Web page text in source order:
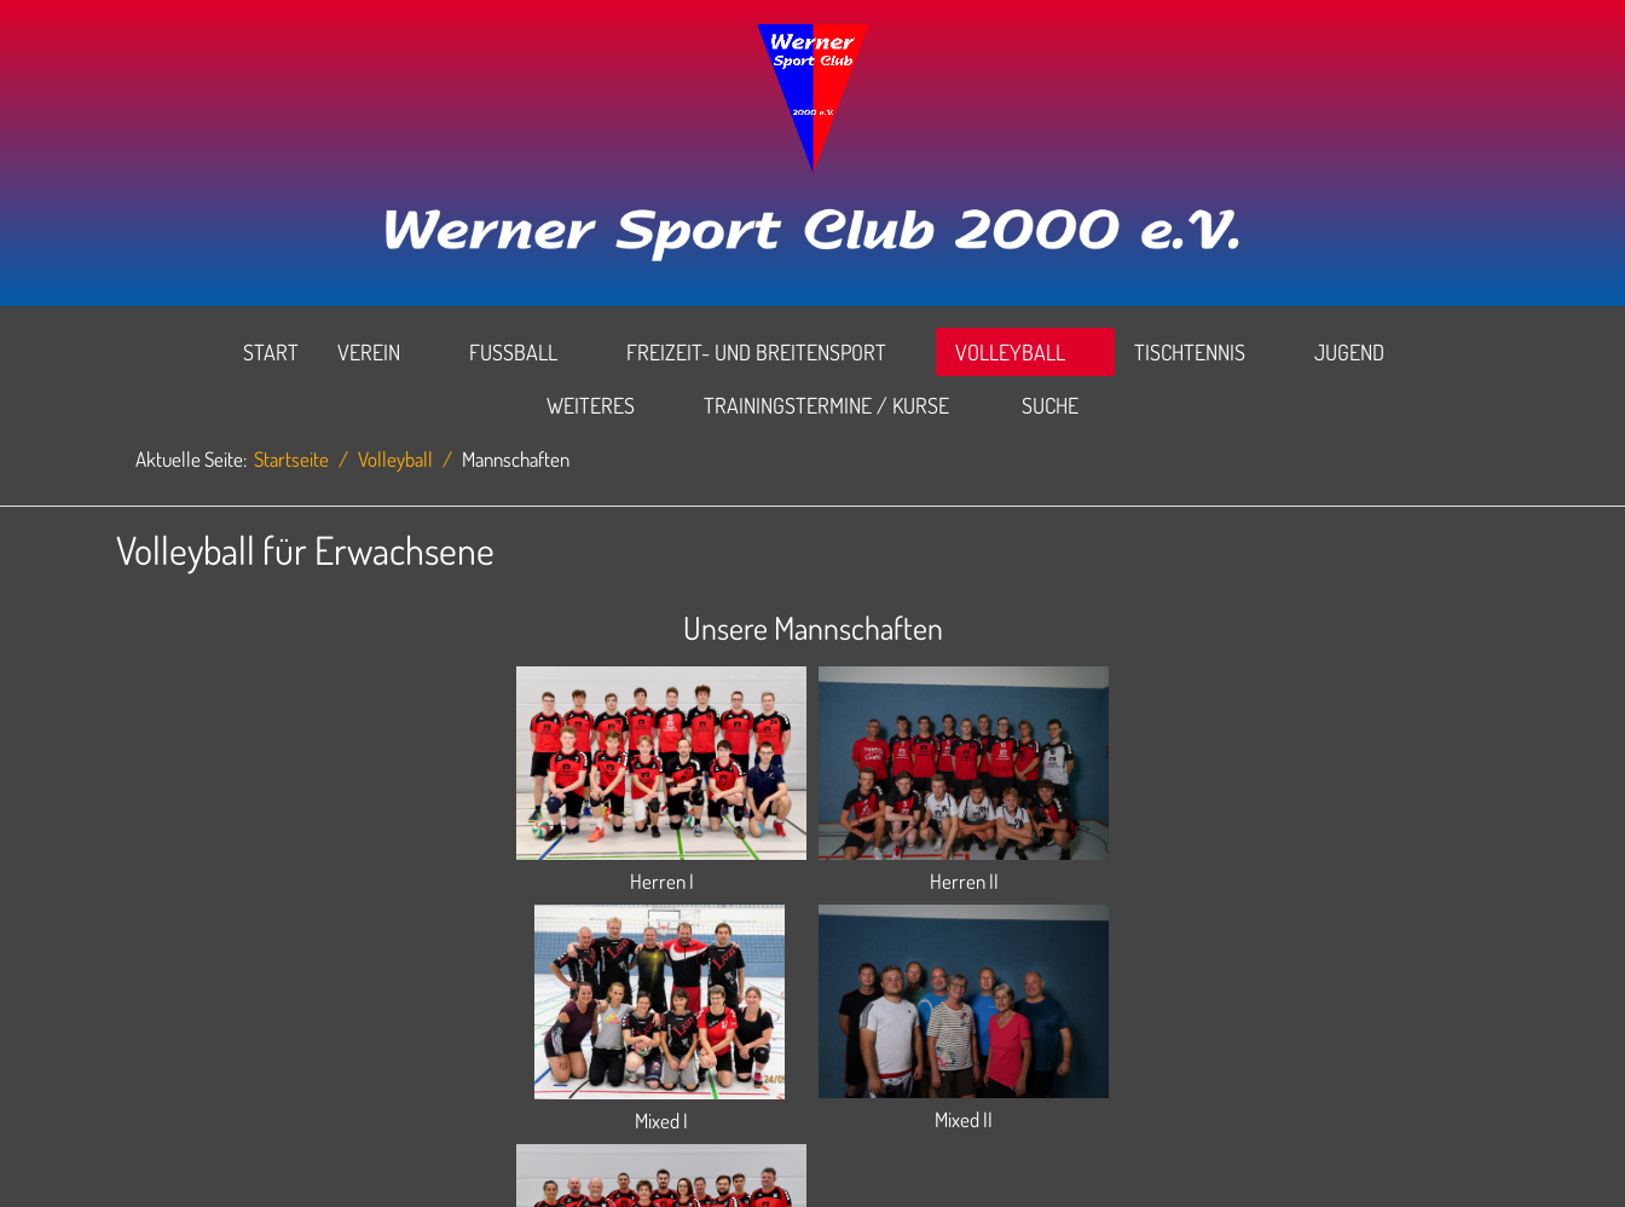
START VEREIN FUSSBALL FREIZEIT- UND BREITENSPORT VOLLEYBALL TISCHTENNIS
JUGEND
WEITERES
TRAININGSTERMINE / KURSE SUCHE
Aktuelle Seite: Startseite Volleyball Mannschaften
Volleyball für Erwachsene
Unsere Mannschaften
Herren I Herren II
Mixed I Mixed II